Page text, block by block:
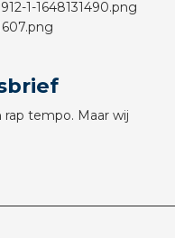
tempo. Maar wij